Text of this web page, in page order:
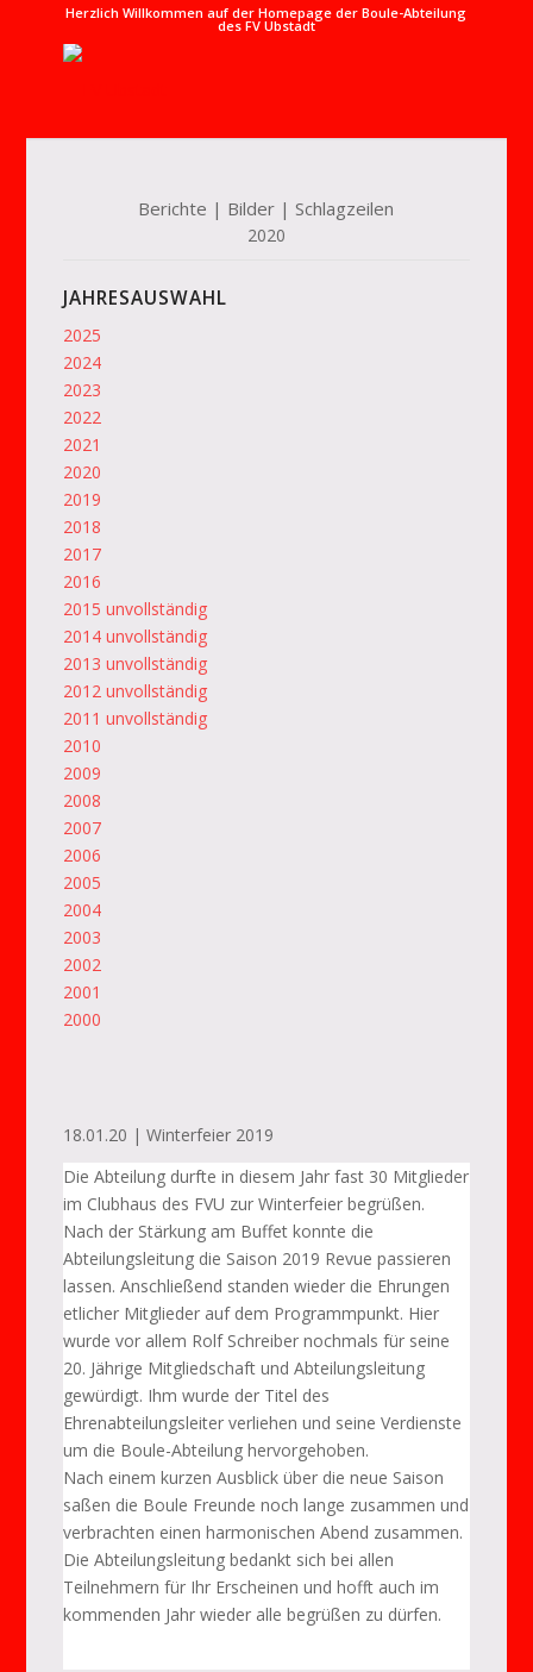
Herzlich Willkommen auf der Homepage der Boule-Abteilung
des FV Ubstadt
Berichte | Bilder | Schlagzeilen
2020
JAHRESAUSWAHL
2025
2024
2023
2022
2021
2020
2019
2018
2017
2016
2015 unvollständig
2014 unvollständig
2013 unvollständig
2012 unvollständig
2011 unvollständig
2010
2009
2008
2007
2006
2005
2004
2003
2002
2001
2000
18.01.20 | Winterfeier 2019
Die Abteilung durfte in diesem Jahr fast 30 Mitglieder
im Clubhaus des FVU zur Winterfeier begrüßen.
Nach der Stärkung am Buffet konnte die
Abteilungsleitung die Saison 2019 Revue passieren
lassen. Anschließend standen wieder die Ehrungen
etlicher Mitglieder auf dem Programmpunkt. Hier
wurde vor allem Rolf Schreiber nochmals für seine
20. Jährige Mitgliedschaft und Abteilungsleitung
gewürdigt. Ihm wurde der Titel des
Ehrenabteilungsleiter verliehen und seine Verdienste
um die Boule-Abteilung hervorgehoben.
Nach einem kurzen Ausblick über die neue Saison
saßen die Boule Freunde noch lange zusammen und
verbrachten einen harmonischen Abend zusammen.
Die Abteilungsleitung bedankt sich bei allen
Teilnehmern für Ihr Erscheinen und hofft auch im
kommenden Jahr wieder alle begrüßen zu dürfen.